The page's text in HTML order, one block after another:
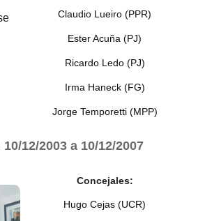
Claudio Lueiro (PPR)
Ester Acuña (PJ)
Ricardo Ledo (PJ)
Irma Haneck (FG)
Jorge Temporetti (MPP)
10/12/2003 a 10/12/2007
Concejales:
Hugo Cejas (UCR)